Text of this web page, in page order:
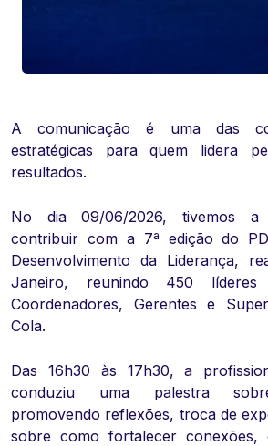
A comunicação é uma das
estratégicas para quem lidera
resultados.
No dia 09/06/2026, tivemos a
contribuir com a 7ª edição do
Desenvolvimento da Liderança,
Janeiro, reunindo 450 líderes
Coordenadores, Gerentes e
Cola.
Das 16h30 às 17h30, a
conduziu uma palestra
promovendo reflexões, troca de
sobre como fortalecer conexões,